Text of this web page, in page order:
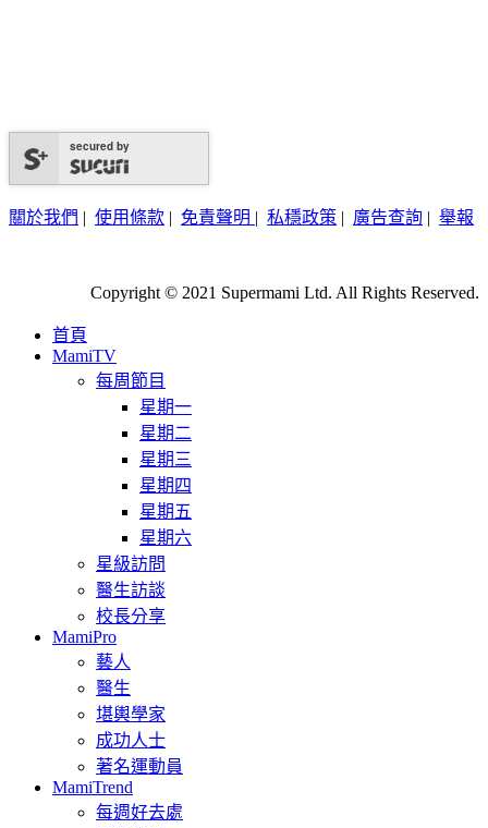
secured by
關於我們 | 使用條款 | 免責聲明 | 私穩政策 | 廣告查詢 | 舉報
Copyright © 2021 Supermami Ltd. All Rights Reserved.
首頁
MamiTV
每周節目
星期一
星期二
星期三
星期四
星期五
星期六
星級訪問
醫生訪談
校長分享
MamiPro
藝人
醫生
堪輿學家
成功人士
著名運動員
MamiTrend
每週好去處